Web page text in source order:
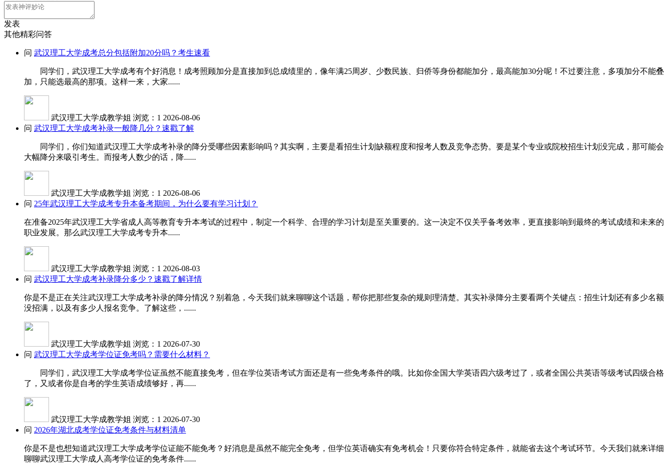
发表
其他精彩问答
问 武汉理工大学成考总分包括附加20分吗？考生速看
同学们，武汉理工大学成考有个好消息！成考照顾加分是直接加到总成绩里的，像年满25周岁、少数民族、归侨等身份都能加分，最高能加30分呢！不过要注意，多项加分不能叠
加，只能选最高的那项。这样一来，大家......
武汉理工大学成教学姐 浏览：1 2026-08-06
问 武汉理工大学成考补录一般降几分？速戳了解
同学们，你们知道武汉理工大学成考补录的降分受哪些因素影响吗？其实啊，主要是看招生计划缺额程度和报考人数及竞争态势。要是某个专业或院校招生计划没完成，那可能会
大幅降分来吸引考生。而报考人数少的话，降......
武汉理工大学成教学姐 浏览：1 2026-08-06
问 25年武汉理工大学成考专升本备考期间，为什么要有学习计划？
在准备2025年武汉理工大学省成人高等教育专升本考试的过程中，制定一个科学、合理的学习计划是至关重要的。这一决定不仅关乎备考效率，更直接影响到最终的考试成绩和未来的
职业发展。那么武汉理工大学成考专升本......
武汉理工大学成教学姐 浏览：1 2026-08-03
问 武汉理工大学成考补录降分多少？速戳了解详情
你是不是正在关注武汉理工大学成考补录的降分情况？别着急，今天我们就来聊聊这个话题，帮你把那些复杂的规则理清楚。其实补录降分主要看两个关键点：招生计划还有多少名额
没招满，以及有多少人报名竞争。了解这些，......
武汉理工大学成教学姐 浏览：1 2026-07-30
问 武汉理工大学成考学位证免考吗？需要什么材料？
同学们，武汉理工大学成考学位证虽然不能直接免考，但在学位英语考试方面还是有一些免考条件的哦。比如你全国大学英语四六级考过了，或者全国公共英语等级考试四级合格
了，又或者你是自考的学生英语成绩够好，再......
武汉理工大学成教学姐 浏览：1 2026-07-30
问 2026年湖北成考学位证免考条件与材料清单
你是不是也想知道武汉理工大学成考学位证能不能免考？好消息是虽然不能完全免考，但学位英语确实有免考机会！只要你符合特定条件，就能省去这个考试环节。今天我们就来详细
聊聊武汉理工大学成人高考学位证的免考条件......